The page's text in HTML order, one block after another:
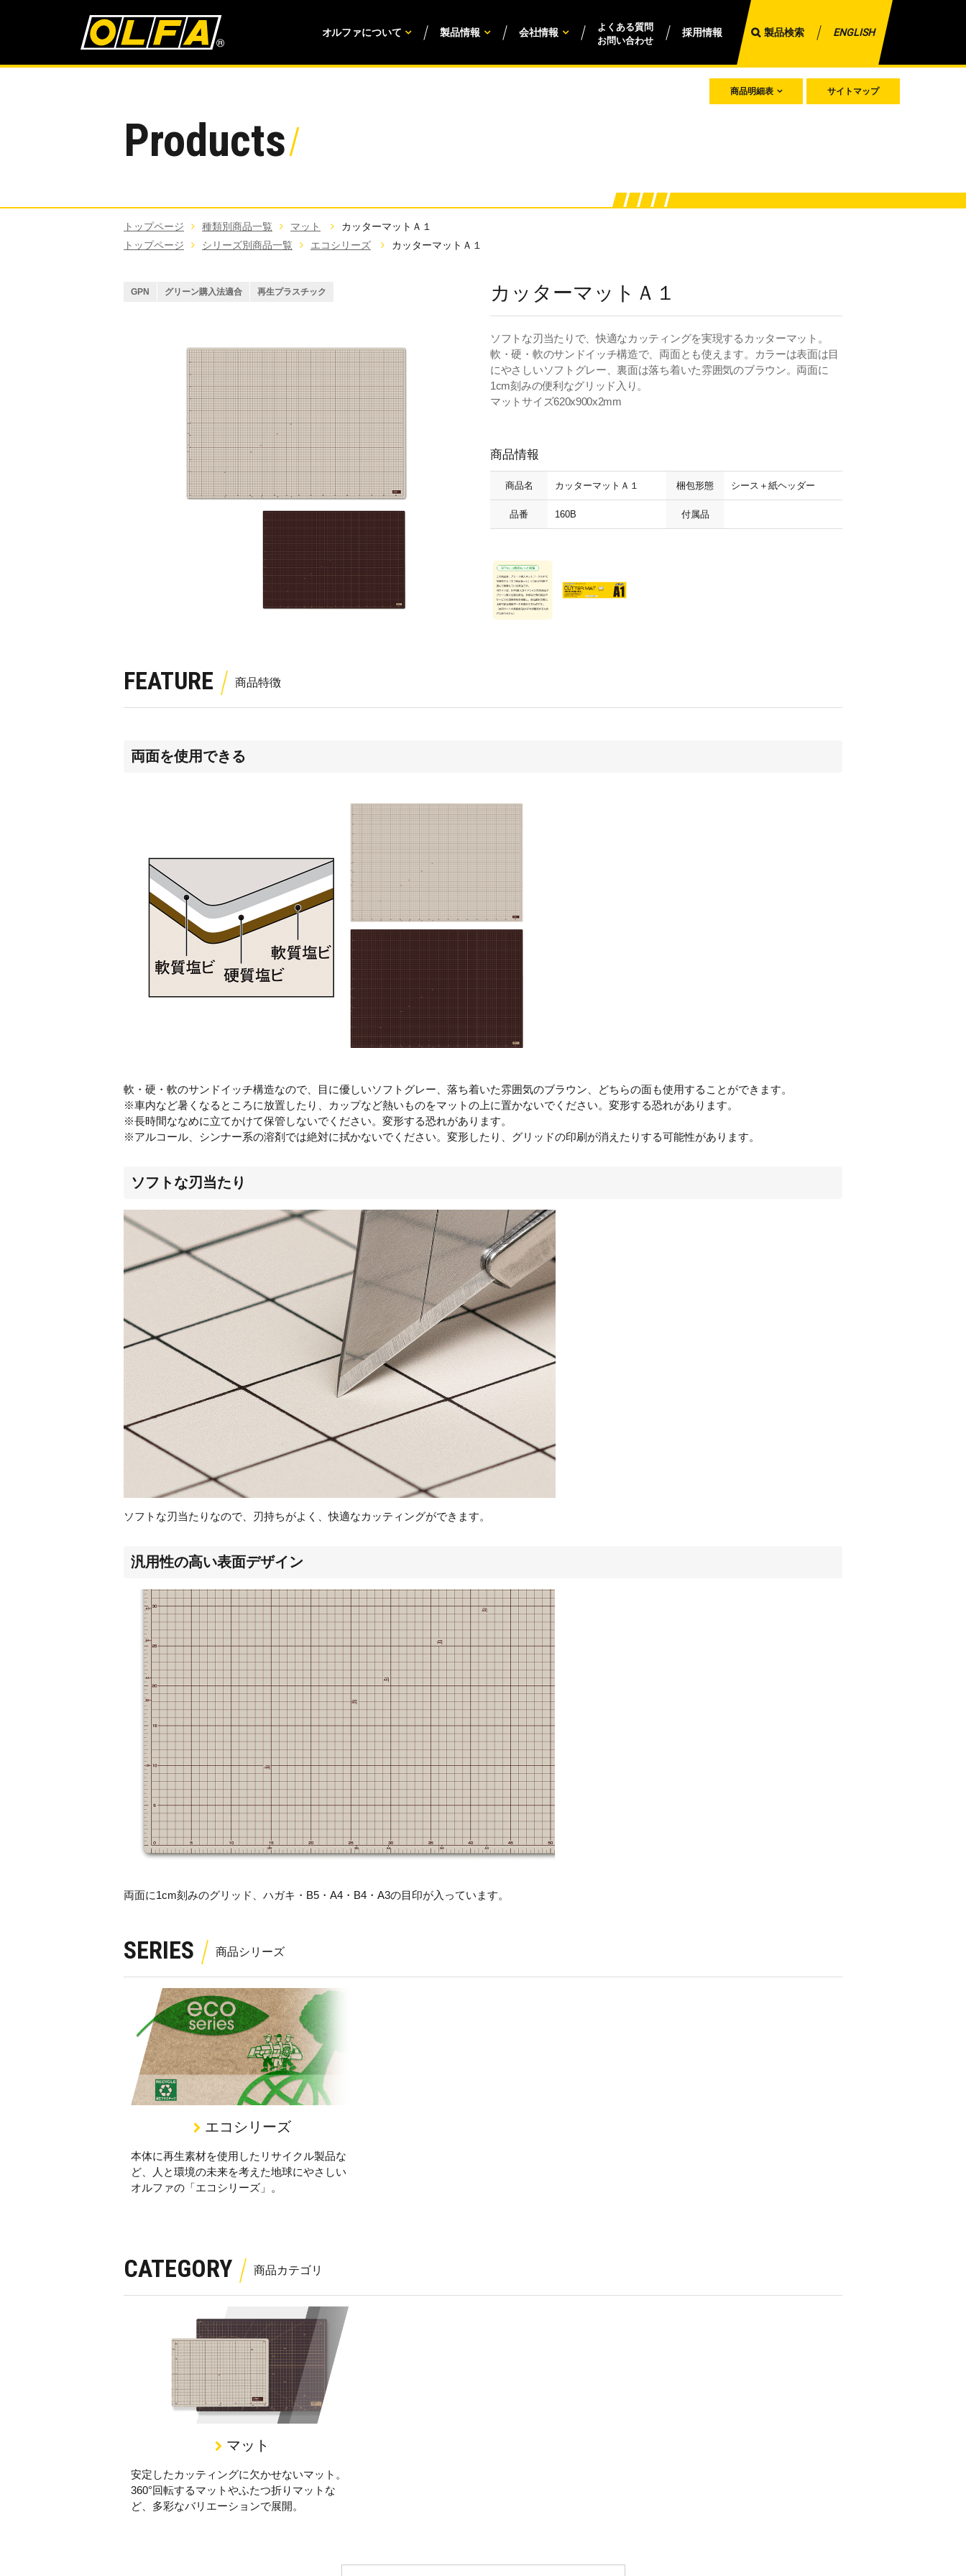
オルファについて 製品情報 会社情報
よくある質問
お問い合わせ
採用情報 製品検索 ENGLISH
Products
商品明細表 サイトマップ
トップページ 種類別商品一覧 マット
カッターマットＡ１
トップページ
シリーズ別商品一覧 エコシリーズ カッターマットＡ１
GPN グリーン購入法適合 再生プラスチック カッターマットＡ１
ソフトな刃当たりで、快適なカッティングを実現するカッターマット。
軟・硬・軟のサンドイッチ構造で、両面とも使えます。カラーは表面は目
にやさしいソフトグレー、裏面は落ち着いた雰囲気のブラウン。両面に
1cm刻みの便利なグリッド入り。
マットサイズ620x900x2mm
商品情報
商品名 カッターマットＡ１
品番 160B
梱包形態 シース＋紙ヘッダー
付属品
FEATURE
両面を使用できる
軟・硬・軟のサンドイッチ構造なので、目に優しいソフトグレー、落ち着いた雰囲気のブラウン、どちらの面も使用することができます。
※車内など暑くなるところに放置したり、カップなど熱いものをマットの上に置かないでください。変形する恐れがあります。
※長時間ななめに立てかけて保管しないでください。変形する恐れがあります。
※アルコール、シンナー系の溶剤では絶対に拭かないでください。変形したり、グリッドの印刷が消えたりする可能性があります。
ソフトな刃当たり
ソフトな刃当たりなので、刃持ちがよく、快適なカッティングができます。
汎用性の高い表面デザイン
両面に1cm刻みのグリッド、ハガキ・ B5 ・ A4 ・ B4 ・ A3の目印が入っています。
SERIES
エコシリーズ
本体に再生素材を使用したリサイクル製品な
ど、人と環境の未来を考えた地球にやさしい
オルファの「エコシリーズ」。
CATEGORY
マット
安定したカッティングに欠かせないマット。
360°回転するマットやふたつ折りマットな
ど、多彩なバリエーションで展開。